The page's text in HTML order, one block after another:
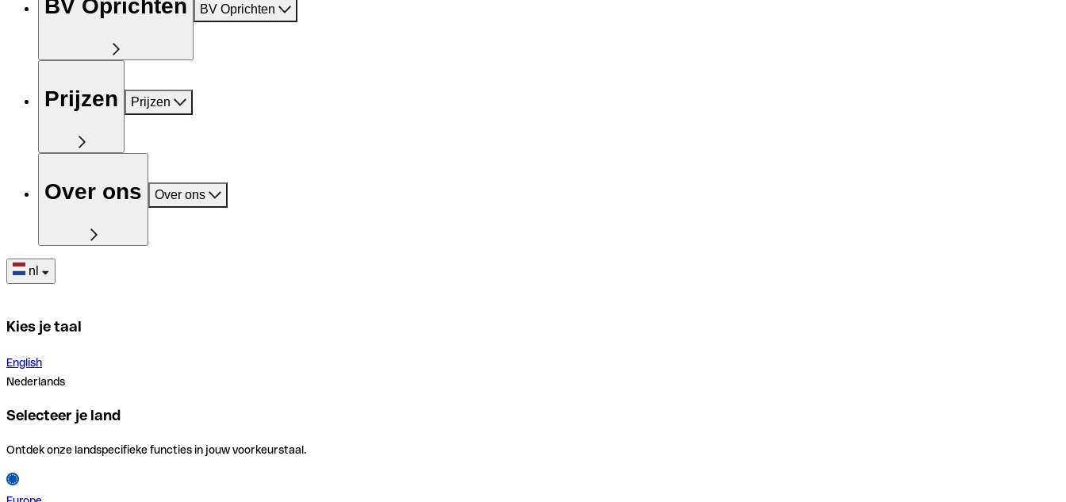
BV Oprichten BV Oprichten
Prijzen Prijzen
Over ons Over ons
nl
Kies je taal
English
Nederlands
Selecteer je land
Ontdek onze landspecifieke functies in jouw voorkeurstaal.